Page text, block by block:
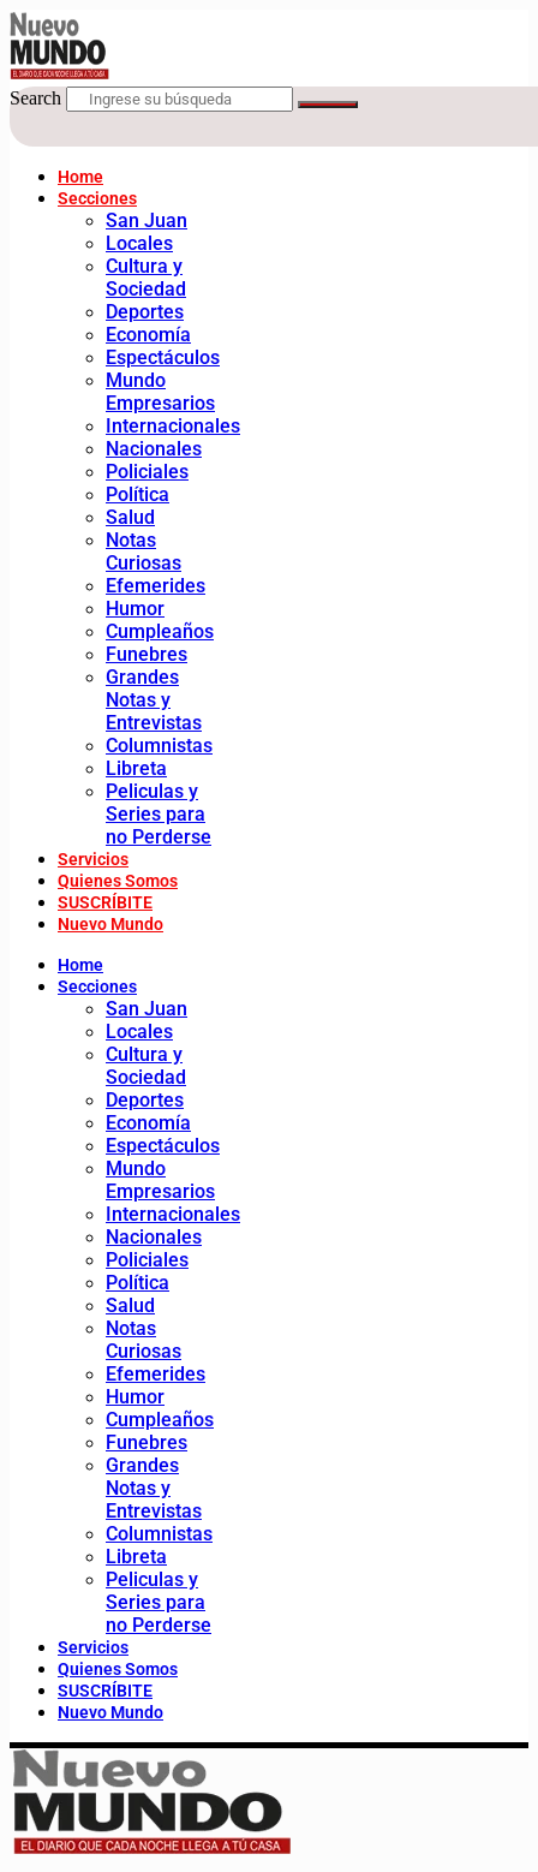
Search
Home
Secciones
San Juan
Locales
Cultura y
Sociedad
Deportes
Economía
Espectáculos
Mundo
Empresarios
Internacionales
Nacionales
Policiales
Política
Salud
Notas
Curiosas
Efemerides
Humor
Cumpleaños
Funebres
Grandes
Notas y
Entrevistas
Columnistas
Libreta
Peliculas y
Series para
no Perderse
Servicios
Quienes Somos
SUSCRÍBITE
Nuevo Mundo
Home
Secciones
San Juan
Locales
Cultura y
Sociedad
Deportes
Economía
Espectáculos
Mundo
Empresarios
Internacionales
Nacionales
Policiales
Política
Salud
Notas
Curiosas
Efemerides
Humor
Cumpleaños
Funebres
Grandes
Notas y
Entrevistas
Columnistas
Libreta
Peliculas y
Series para
no Perderse
Servicios
Quienes Somos
SUSCRÍBITE
Nuevo Mundo